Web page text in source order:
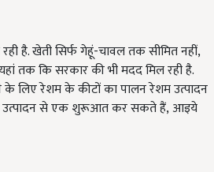
है. खेती सिर्फ गेहूं-चावल तक सीमित नहीं,
तक कि सरकार की भी मदद मिल रही है.
के लिए रेशम के कीटों का पालन रेशम उत्पादन
उत्पादन से एक शुरूआत कर सकते हैं,आइये